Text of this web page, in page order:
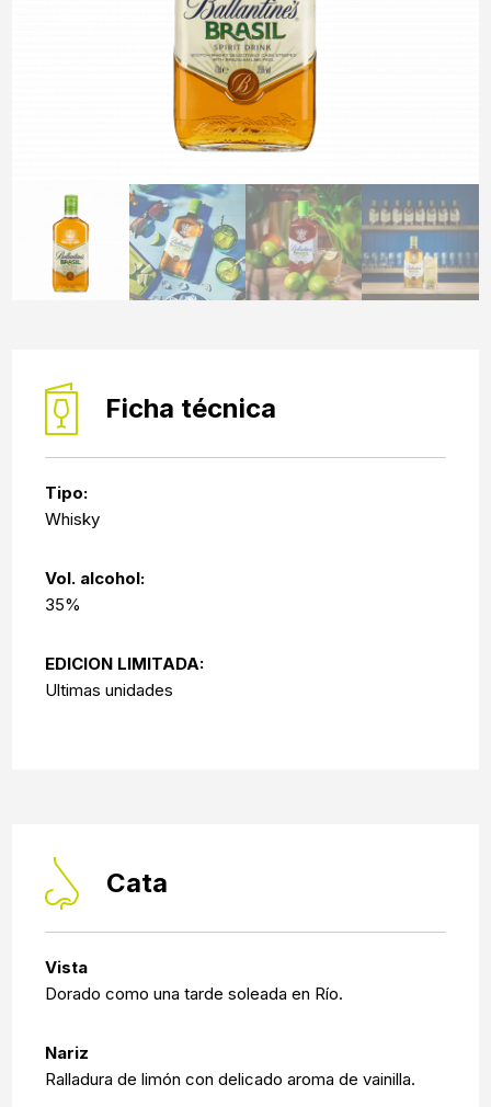
Ficha técnica
Tipo:
Whisky
Vol. alcohol:
35%
EDICION LIMITADA:
Ultimas unidades
Cata
Vista
Dorado como una tarde soleada en Río.
Nariz
Ralladura de limón con delicado aroma de vainilla.